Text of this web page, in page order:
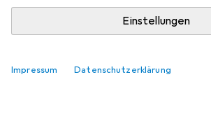
Einstellungen
Impressum Datenschutzerklärung
In den Warenkorb